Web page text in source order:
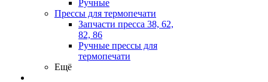
Ручные
Прессы для термопечати
Запчасти пресса 38, 62,
82, 86
Ручные прессы для
термопечати
Ещё